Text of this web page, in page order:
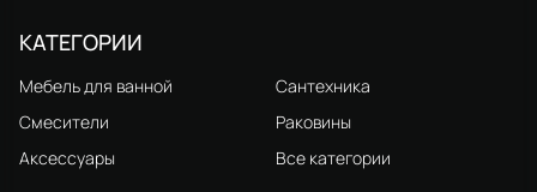
КАТЕГОРИИ
Мебель для ванной
Сантехника
Смесители
Раковины
Аксессуары
Все категории